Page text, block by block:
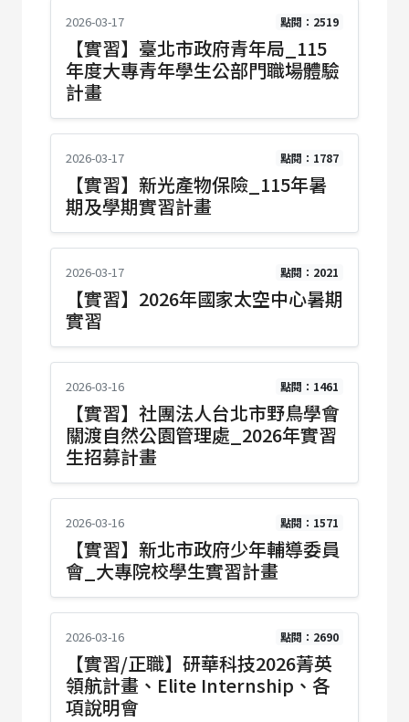
2026-03-17 點閱：2519
【實習】臺北市政府青年局_115
年度大專青年學生公部門職場體驗
計畫
2026-03-17 點閱：1787
【實習】新光產物保險_115年暑
期及學期實習計畫
2026-03-17 點閱：2021
【實習】2026年國家太空中心暑期
實習
2026-03-16 點閱：1461
【實習】社團法人台北市野鳥學會
關渡自然公園管理處_2026年實習
生招募計畫
2026-03-16 點閱：1571
【實習】新北市政府少年輔導委員
會_大專院校學生實習計畫
2026-03-16 點閱：2690
【實習/正職】研華科技2026菁英
領航計畫、Elite Internship、各
項說明會